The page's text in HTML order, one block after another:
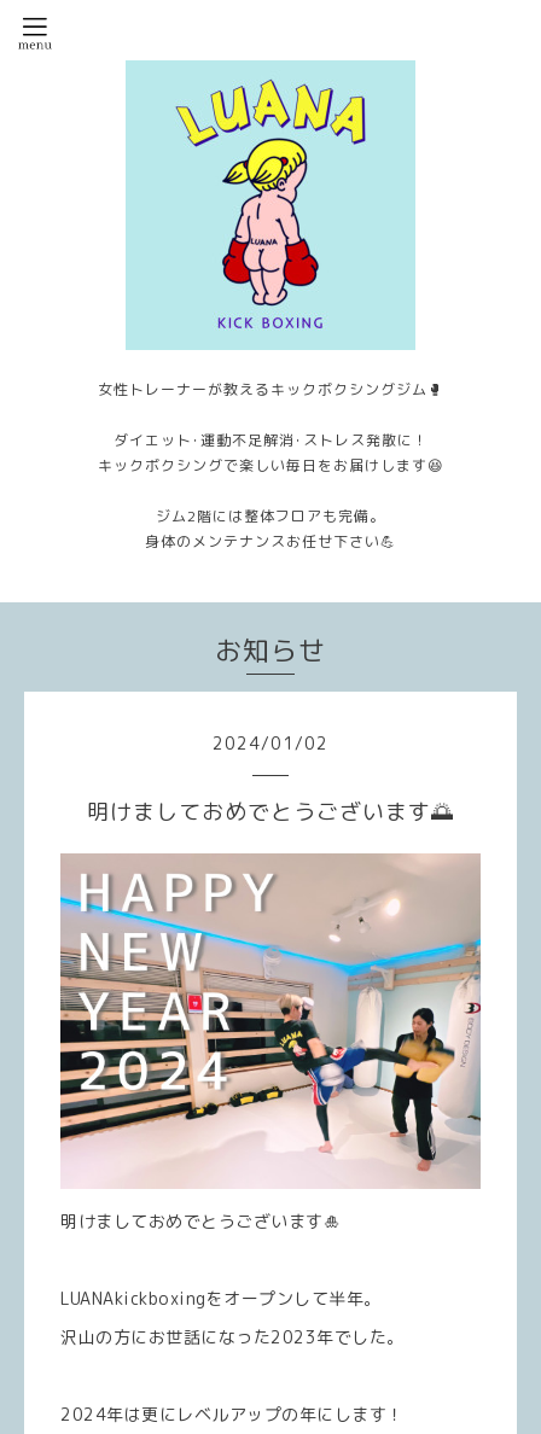
女性トレーナーが教えるキックボクシングジム🥊
ダイエット･運動不足解消･ストレス発散に！
キックボクシングで楽しい毎日をお届けします😆
ジム2階には整体フロアも完備。
身体のメンテナンスお任せ下さい💪
お知らせ
2024/01 /02
明けましておめでとうございます🌅
明けましておめでとうございます🎍
LUANAkickboxingをオープンして半年。
沢山の方にお世話になった2023年でした。
2024年は更にレベルアップの年にします！